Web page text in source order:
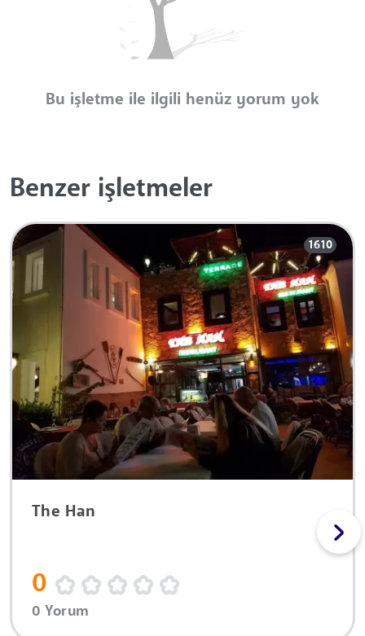
Bu işletme ile ilgili henüz yorum yok
Benzer işletmeler
1610
The Han
0
0 Yorum